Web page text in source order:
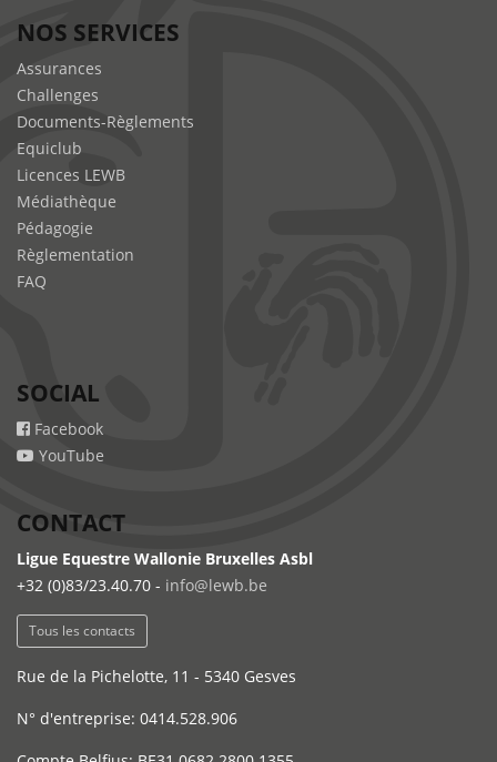
NOS SERVICES
Assurances
Challenges
Documents-Règlements
Equiclub
Licences LEWB
Médiathèque
Pédagogie
Règlementation
FAQ
SOCIAL
Facebook
YouTube
CONTACT
Ligue Equestre Wallonie Bruxelles Asbl
+32 (0)83/23.40.70 - info@lewb.be
Tous les contacts
Rue de la Pichelotte, 11 - 5340 Gesves
N° d'entreprise: 0414.528.906